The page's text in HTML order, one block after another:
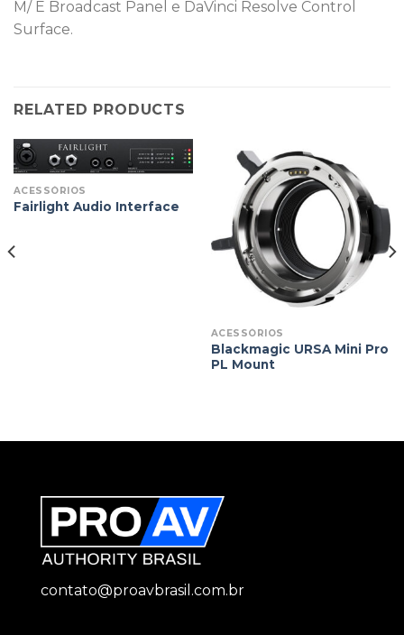
M/ E Broadcast Panel e DaVinci Resolve Control
Surface.
RELATED PRODUCTS
ACESSÓRIOS
Fairlight Audio Interface
ACESSÓRIOS
Blackmagic URSA Mini Pro
PL Mount
contato@proavbrasil.com.br